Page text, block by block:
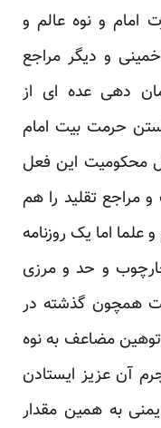
امام و نوه عالم و
و دیگر مراجع
دهی عده ای از
خرداد و شکستن حرمت بیت امام
محکومیت این فعل
مراجع تقلید را هم
علما اما یک روزنامه
و حد و مرزی
همچون گذشته در
توهین مضاعف به نوه
آن عزیز ایستادن
به همین مقدار